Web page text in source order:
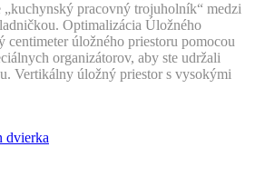
pracovný trojuholník“ medzi
Optimalizácia Úložného
centimeter úložného priestoru pomocou
organizátorov, aby ste udržali
Vertikálny úložný priestor s vysokými